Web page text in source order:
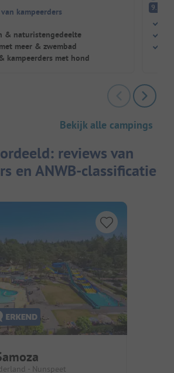
kampeerders
& naturistengedeelte
meer & zwembad
kampeerders met hond
9.3
Bekijk alle campings
reviews van
en ANWB-classificatie
- Nunspeet